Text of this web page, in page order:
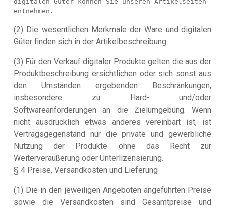
entnehmen.
(2) Die wesentlichen Merkmale der Ware und digitalen
Güter finden sich in der Artikelbeschreibung.
(3) Für den Verkauf digitaler Produkte gelten die aus der
Produktbeschreibung ersichtlichen oder sich sonst aus
den Umständen ergebenden Beschränkungen,
insbesondere zu Hard- und/oder
Softwareanforderungen an die Zielumgebung. Wenn
nicht ausdrücklich etwas anderes vereinbart ist, ist
Vertragsgegenstand nur die private und gewerbliche
Nutzung der Produkte ohne das Recht zur
Weiterveräußerung oder Unterlizensierung.
§ 4 Preise, Versandkosten und Lieferung
(1) Die in den jeweiligen Angeboten angeführten Preise
sowie die Versandkosten sind Gesamtpreise und